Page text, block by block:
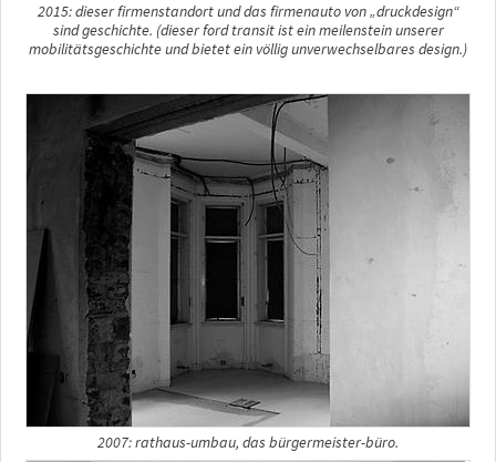
2015: dieser firmenstandort und das firmenauto von „druckdesign“
sind geschichte. (dieser ford transit ist ein meilenstein unserer
mobilitätsgeschichte und bietet ein völlig unverwechselbares design.)
2007: rathaus-umbau, das bürgermeister-büro.